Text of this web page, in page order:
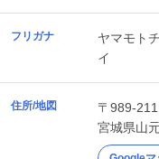
フリガナ
ヤマモト
イ
住所/地図
〒989-
宮城県山